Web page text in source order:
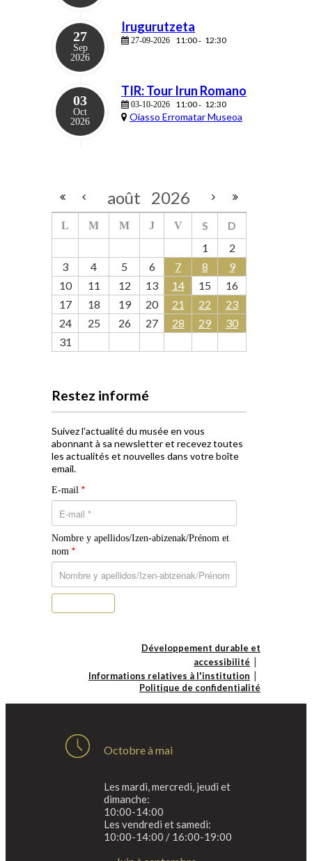
27
Sep
2026
Irugurutzeta
27-09-2026 11:00- 12:30
03
Oct
2026
TIR: Tour Irun Romano
03-10-2026 11:00- 12:30
Oiasso Erromatar Museoa
août 2026
L M M J V S
D
1
2
3
4 5 6 7 8
9
10
11 12 13 14 15
16
17
18 19 20 21 22
23
24
25 26 27 28 29
30
31
Restez informé
Suivez l'actualité du musée en vous
abonnant à sa newsletter et recevez toutes
les actualités et nouvelles dans votre boîte
email.
E-mail *
Nombre y apellidos/Izen-abizenak/Prénom et
nom *
Développement durable et
accessibilité
Informations relatives à l'institution
Politique de confidentialité
Octobre à mai
Les mardi, mercredi, jeudi et
dimanche:
10:00-14:00
Les vendredi et samedi:
10:00-14:00 / 16:00-19:00